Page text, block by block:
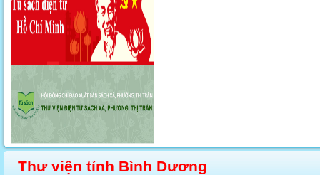
Thư viện tỉnh Bình Dương